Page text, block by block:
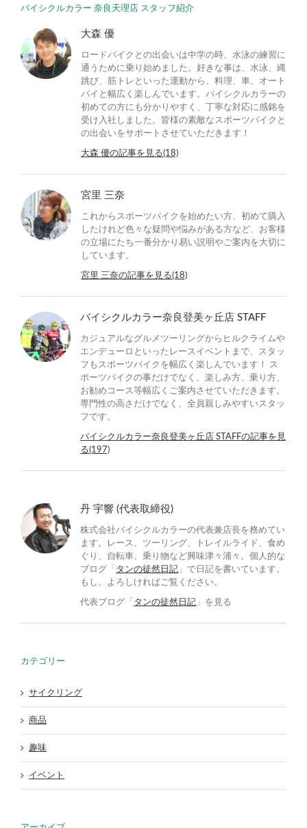
バイシクルカラー 奈良天理店 スタッフ紹介
大森 優
ロードバイクとの出会いは中学の時、水泳の練習に
通うために乗り始めました。好きな事は、水泳、縄
跳び、筋トレといった運動から、料理、車、オート
バイと幅広く楽しんでいます。バイシクルカラーの
初めての方にも分かりやすく、丁寧な対応に感銘を
受け入社しました。皆様の素敵なスポーツバイクと
の出会いをサポートさせていただきます！
大森 優の記事を見る(18)
宮里 三奈
これからスポーツバイクを始めたい方、初めて購入
したけれど色々な疑問や悩みがある方など、お客様
の立場にたち一番分かり易い説明やご案内を大切に
しています。
宮里 三奈の記事を見る(18)
バイシクルカラー奈良登美ヶ丘店 STAFF
カジュアルなグルメツーリングからヒルクライムや
エンデューロといったレースイベントまで、スタッ
フもスポーツバイクを幅広く楽しんでいます！ ス
ポーツバイクの事だけでなく、楽しみ方、乗り方、
お勧めコース等幅広くご案内させていただきます。
専門性の高さだけでなく、全員親しみやすいスタッ
フです。
バイシクルカラー奈良登美ヶ丘店 STAFFの記事を見
る(197)
丹 宇響 (代表取締役)
株式会社バイシクルカラーの代表兼店長を務めてい
ます。レース、ツーリング、トレイルライド、食め
ぐり、自転車、乗り物など興味津々浦々。個人的な
ブログ「 タンの徒然日記 」で日記を書いています。
もし、よろしければご覧ください。
代表ブログ「 タンの徒然日記 」を見る
カテゴリー
サイクリング
商品
趣味
イベント